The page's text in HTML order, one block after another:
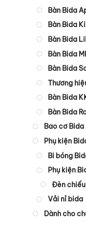
Bàn Bida
Bàn Bida
Bàn Bida
Bàn Bida
Bàn Bida
Thương
Bàn Bida
Bàn Bida
Bao cơ Bida
Phụ kiện
Bi bóng
Phụ kiện
Đèn
Vải nỉ bida
Dành cho